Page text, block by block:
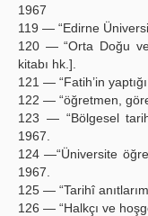
1967
119 — “Edirne
120 — “Orta Doğu ve
kitabı hk.].
121 — “Fatih’in
122 — “öğretmen,
123 — “Bölgesel
1967.
124 —“Üniversite
1967.
125 — “Tarihî
126 — “Halkçı ve